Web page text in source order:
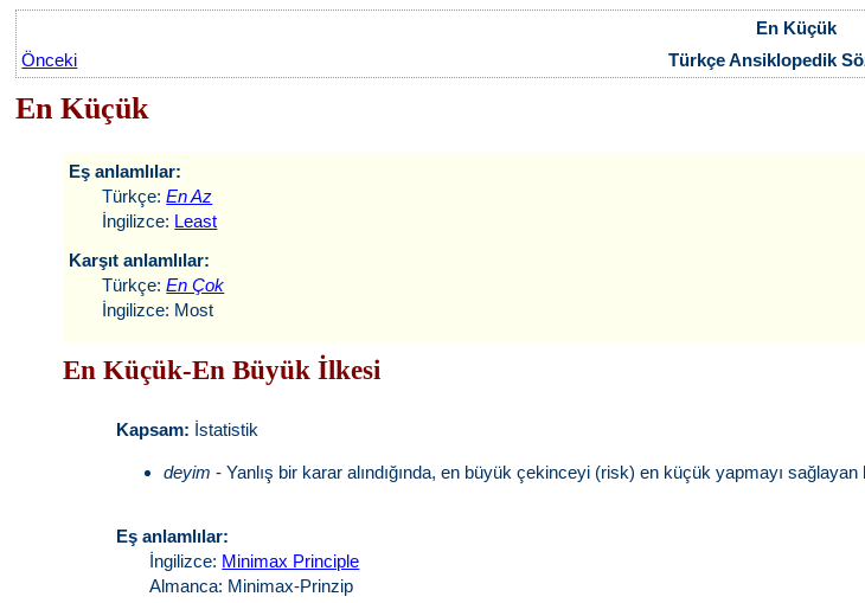
En Küçük
Önceki
Türkçe Ansiklopedik
En Küçük
Eş anlamlılar:
Türkçe:En Az
İngilizce: Least
Karşıt anlamlılar:
Türkçe:En Çok
İngilizce: Most
En Küçük-En Büyük İlkesi
Kapsam: İstatistik
deyim - Yanlış bir karar alındığında, en büyük çekinceyi (risk) en küçük yapmayı
Eş anlamlılar:
İngilizce: Minimax Principle
Almanca: Minimax-Prinzip